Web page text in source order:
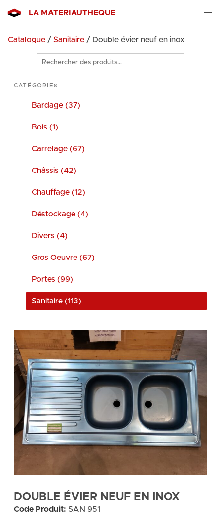
LA MATERIAUTHEQUE
Catalogue / Sanitaire / Double évier neuf en inox
Rechercher
des
produits
CATÉGORIES
Bardage (37)
Bois (1)
Carrelage (67)
Châssis (42)
Chauffage (12)
Déstockage (4)
Divers (4)
Gros Oeuvre (67)
Portes (99)
Sanitaire (113)
DOUBLE ÉVIER NEUF EN INOX
Code Produit: SAN 951